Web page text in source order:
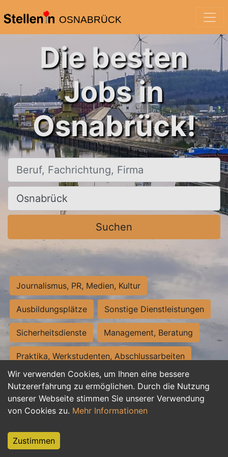
OSNABRÜCK
Wir verwenden Cookies, um Ihnen eine bessere
Nutzererfahrung zu ermöglichen. Durch die Nutzung
unserer Webseite stimmen Sie unserer Verwendung
von Cookies zu. Mehr Informationen
Zustimmen
Die besten
Jobs in
Osnabrück!
Beruf, Fachrichtung, Firma
Ort, Stadt
Suchen
Journalismus, PR, Medien, Kultur
Ausbildungsplätze Sonstige Dienstleistungen
Sicherheitsdienste Management, Beratung
Praktika, Werkstudenten, Abschlussarbeiten
Personalwesen Assistenz, Sekretariat
Hilfskräfte, Aushilfs- und Nebenjobs
Weiterbildung, Studium, duale Ausbildung